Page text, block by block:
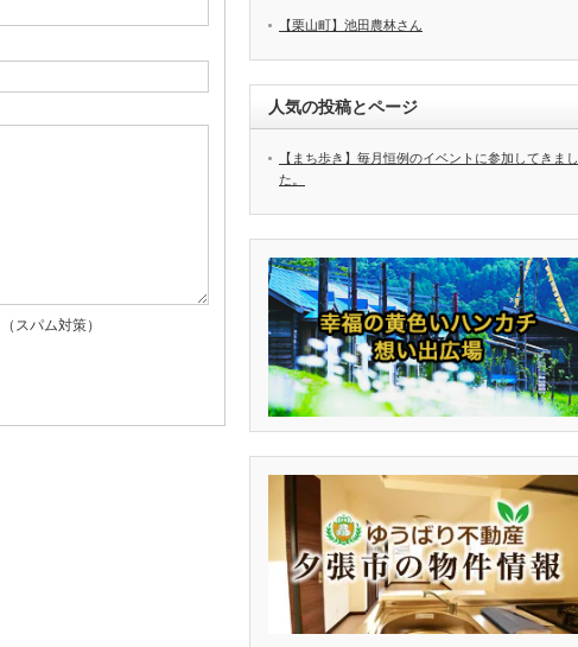
スパム対策）
【栗山町】池田農林さん
人気の投稿とページ
【まち歩き】毎月恒例のイベントに参加してきまし
た。